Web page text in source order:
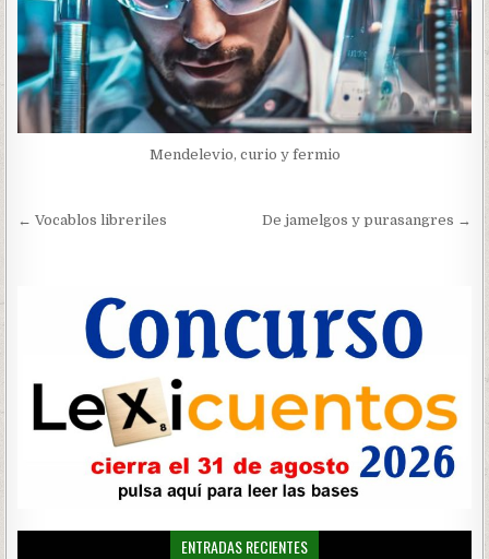
Mendelevio, curio y fermio
Navegación
← Vocablos libreriles De jamelgos y purasangres →
ENTRADAS RECIENTES